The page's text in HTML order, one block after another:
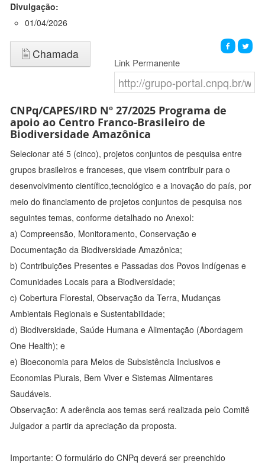
Divulgação:
01/04/2026
Chamada
Link Permanente
CNPq/CAPES/IRD Nº 27/2025 Programa de
apoio ao Centro Franco-Brasileiro de
Biodiversidade Amazônica
Selecionar até 5 (cinco), projetos conjuntos de pesquisa entre
grupos brasileiros e franceses, que visem contribuir para o
desenvolvimento científico,tecnológico e a inovação do país, por
meio do financiamento de projetos conjuntos de pesquisa nos
seguintes temas, conforme detalhado no AnexoI:
a) Compreensão, Monitoramento, Conservação e
Documentação da Biodiversidade Amazônica;
b) Contribuições Presentes e Passadas dos Povos Indígenas e
Comunidades Locais para a Biodiversidade;
c) Cobertura Florestal, Observação da Terra, Mudanças
Ambientais Regionais e Sustentabilidade;
d) Biodiversidade, Saúde Humana e Alimentação (Abordagem
One Health); e
e) Bioeconomia para Meios de Subsistência Inclusivos e
Economias Plurais, Bem Viver e Sistemas Alimentares
Saudáveis.
Observação: A aderência aos temas será realizada pelo Comitê
Julgador a partir da apreciação da proposta.
Importante: O formulário do CNPq deverá ser preenchido